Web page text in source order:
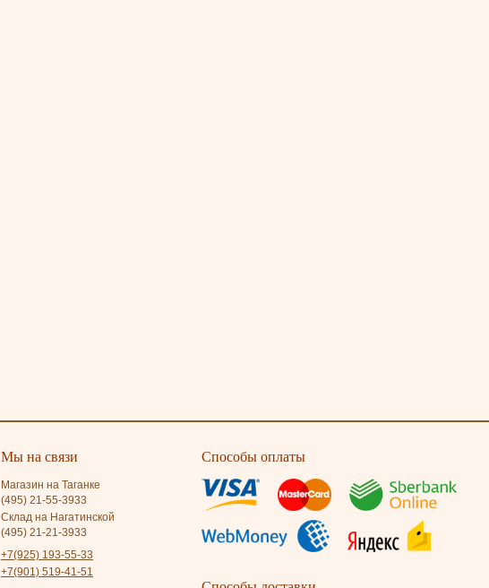
Мы на связи
Магазин на Таганке
(495) 21-55-3933
Склад на Нагатинской
(495) 21-21-3933
+7(925) 193-55-33
+7(901) 519-41-51
Способы оплаты